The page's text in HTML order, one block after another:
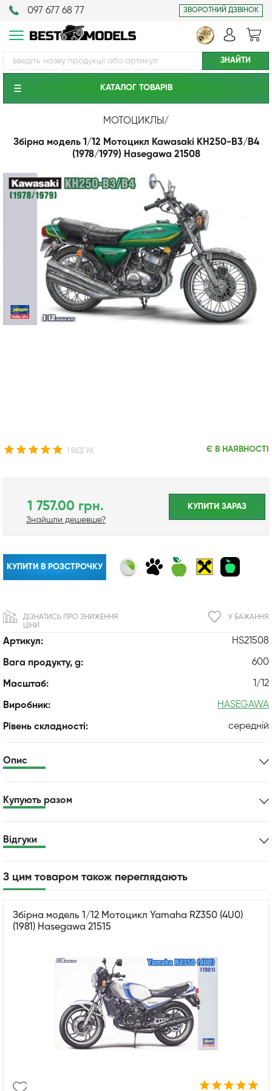
097 677 68 77 ЗВОРОТНИЙ ДЗВІНОК
КАТАЛОГ ТОВАРIВ
МОТОЦИКЛЫ /
Збірна модель 1/12 Мотоцикл Kawasaki KH250-B3/B4
(1978/1979) Hasegawa 21508
1 ВІДГУК Є В НАЯВНОСТІ
Артикул: HS21508
Вага продукту, g: 600
Масштаб: 1/12
Виробник: HASEGAWA
Рівень складності: середній
1 757.00 грн.
Знайшли дешевше?
КУПИТИ ЗАРАЗ
КУПИТИ В РОЗСТРОЧКУ
У БАЖАННЯ
ДІЗНАТИСЬ ПРО ЗНИЖЕННЯ
ЦІНИ
Опис
Купують разом
Відгуки
З цим товаром також переглядають
Збірна модель 1/12 Мотоцикл Yamaha RZ350 (4U0)
(1981) Hasegawa 21515